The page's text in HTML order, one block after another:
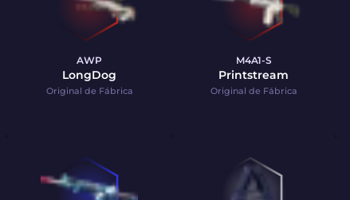
AWP
LongDog
Original de Fábrica
M4A1-S
Printstream
Original de Fábrica